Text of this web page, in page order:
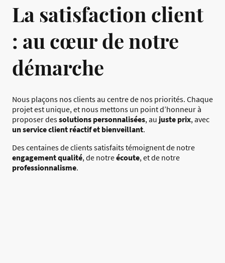
La satisfaction client
: au cœur de notre
démarche
Nous plaçons nos clients au centre de nos priorités. Chaque
projet est unique, et nous mettons un point d’honneur à
proposer dessolutions personnalisées, au juste prix, avec
un service client réactif et bienveillant.
Des centaines de clients satisfaits témoignent de notre
engagement qualité, de notreécoute, et de notre
professionnalisme.